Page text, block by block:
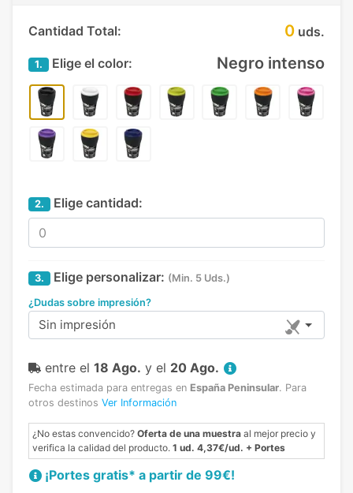
Cantidad Total: 0 uds.
1. Elige el color: Negro intenso
2. Elige cantidad:
3. Elige personalizar: (Min. 5 Uds.)
¿Dudas sobre impresión?
Sin impresión
entre el 18 Ago. y el 20 Ago.
Fecha estimada para entregas en España Peninsular. Para
otros destinos Ver Información
¿No estas convencido? Oferta de una muestra al mejor precio y
verifica la calidad del producto. 1 ud. 4,37€/ud. + Portes
¡Portes gratis* a partir de 99€!